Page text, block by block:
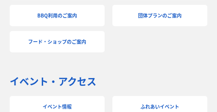
BBQ利用のご案内 団体プランのご案内
フード・ショップのご案内
イベント・アクセス
イベント情報 ふれあいイベント